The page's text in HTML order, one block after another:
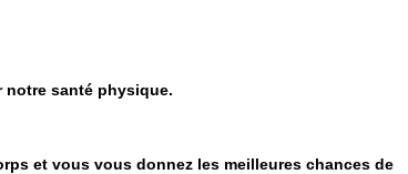
notre santé physique.
et vous vous donnez les meilleures chances de